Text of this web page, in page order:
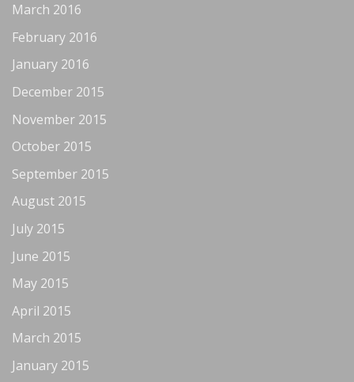
March 2016
February 2016
January 2016
December 2015
November 2015
October 2015
September 2015
August 2015
July 2015
June 2015
May 2015
April 2015
March 2015
January 2015